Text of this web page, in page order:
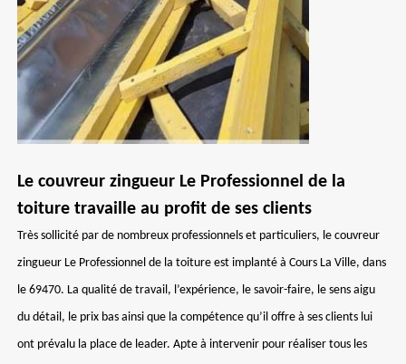
Le couvreur zingueur Le Professionnel de la
toiture travaille au profit de ses clients
Très sollicité par de nombreux professionnels et particuliers, le couvreur
zingueur Le Professionnel de la toiture est implanté à Cours La Ville, dans
le 69470. La qualité de travail, l’expérience, le savoir-faire, le sens aigu
du détail, le prix bas ainsi que la compétence qu’il offre à ses clients lui
ont prévalu la place de leader. Apte à intervenir pour réaliser tous les